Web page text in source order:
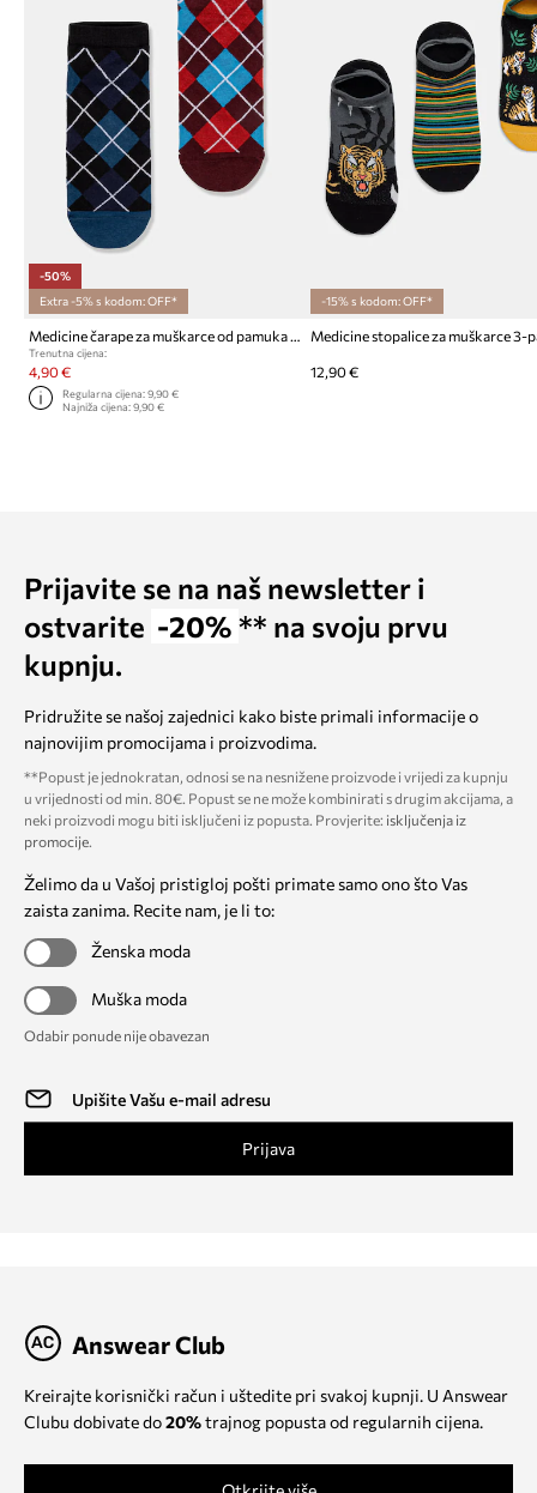
-50%
Extra -5% s kodom: OFF*
Medicine čarape za muškarce od pamuka 2-pack
Trenutna cijena:
4,90 €
Regularna cijena:9,90 €
Najniža cijena:9,90 €
-15% s kodom: OFF*
Medicine stopalice za muškarce 3-
12,90 €
Prijavite se na naš newsletter i
ostvarite -20% ** na svoju prvu
kupnju.
Pridružite se našoj zajednici kako biste primali informacije o
najnovijim promocijama i proizvodima.
**Popust je jednokratan, odnosi se na nesnižene proizvode i vrijedi za kupnju
u vrijednosti od min. 80€. Popust se ne može kombinirati s drugim akcijama, a
neki proizvodi mogu biti isključeni iz popusta. Provjerite: isključenja iz
promocije.
Želimo da u Vašoj pristigloj pošti primate samo ono što Vas
zaista zanima. Recite nam, je li to:
Ženska moda
Muška moda
Odabir ponude nije obavezan
Prijava
Answear Club
Kreirajte korisnički račun i uštedite pri svakoj kupnji. U Answear
Clubu dobivate do20%trajnog popusta od regularnih cijena.